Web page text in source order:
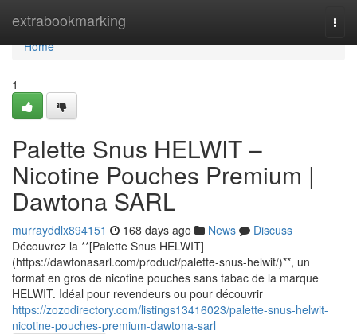
extrabookmarking
Home
Home
1
Palette Snus HELWIT –
Nicotine Pouches Premium |
Dawtona SARL
murrayddlx894151 168 days ago News
Discuss
Découvrez la **[Palette Snus HELWIT]
(https://dawtonasarl.com/product/palette-snus-helwit/)**, un
format en gros de nicotine pouches sans tabac de la marque
HELWIT. Idéal pour revendeurs ou pour découvrir
https://zozodirectory.com/listings13416023/palette-snus-helwit-
nicotine-pouches-premium-dawtona-sarl